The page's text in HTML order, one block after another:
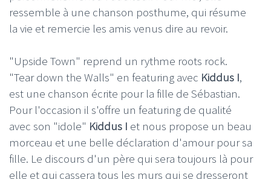
ressemble à une chanson posthume, qui résume
la vie et remercie les amis venus dire au revoir.
"Upside Town" reprend un rythme roots rock.
"Tear down the Walls" en featuring avec Kiddus I,
est une chanson écrite pour la fille de Sébastian.
Pour l'occasion il s'offre un featuring de qualité
avec son "idole" Kiddus I et nous propose un beau
morceau et une belle déclaration d'amour pour sa
fille. Le discours d'un père qui sera toujours là pour
elle et qui cassera tous les murs qui se dresseront